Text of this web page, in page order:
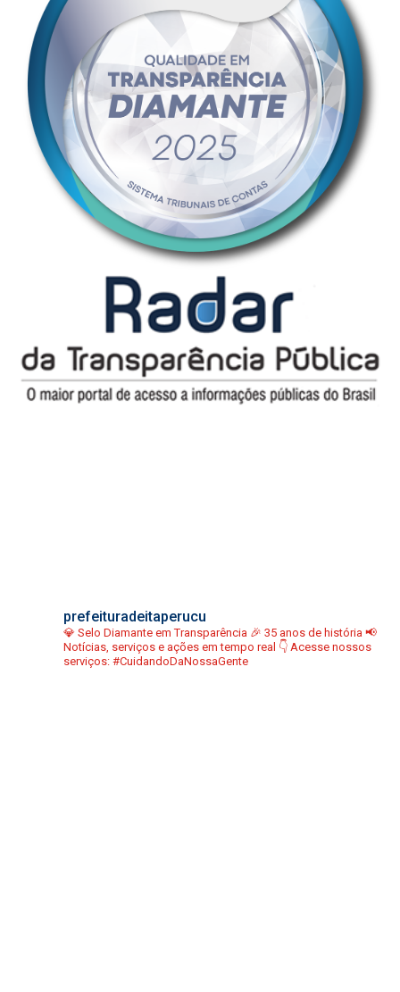
prefeituradeitaperucu
💎 Selo Diamante em Transparência 🎉 35 anos de história 📢
Notícias, serviços e ações em tempo real 👇 Acesse nossos
serviços: #CuidandoDaNossaGente